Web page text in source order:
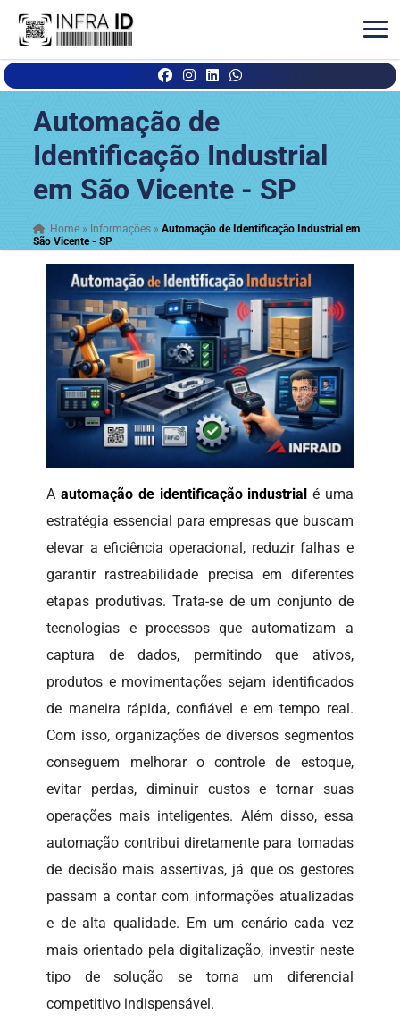
Automação de
Identificação Industrial
em São Vicente - SP
Home » Informações »Automação de Identificação Industrial em
São Vicente - SP
Aautomação de identificação industrial é uma
estratégia essencial para empresas que buscam
elevar a eficiência operacional, reduzir falhas e
garantir rastreabilidade precisa em diferentes
etapas produtivas. Trata-se de um conjunto de
tecnologias e processos que automatizam a
captura de dados, permitindo que ativos,
produtos e movimentações sejam identificados
de maneira rápida, confiável e em tempo real.
Com isso, organizações de diversos segmentos
conseguem melhorar o controle de estoque,
evitar perdas, diminuir custos e tornar suas
operações mais inteligentes. Além disso, essa
automação contribui diretamente para tomadas
de decisão mais assertivas, já que os gestores
passam a contar com informações atualizadas
e de alta qualidade. Em um cenário cada vez
mais orientado pela digitalização, investir neste
tipo de solução se torna um diferencial
competitivo indispensável.